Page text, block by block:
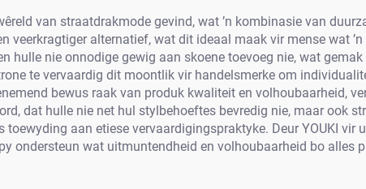
van straatdrakmode gevind, wat ’n kombinasie van
veerkragtiger alternatief, wat dit ideaal maak vir mense wat
hulle nie onnodige gewig aan skoene toevoeg nie, wat
te vervaardig dit moontlik vir handelsmerke om
bewus raak van produk kwaliteit en volhoubaarheid,
dat hulle nie net hul stylbehoeftes bevredig nie, maar ook
aan etiese vervaardigingspraktyke. Deur YOUKI vir
ondersteun wat uitmuntendheid en volhoubaarheid bo alles